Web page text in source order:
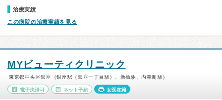
治療実績
この病院の治療実績を見る
MYビューティクリニック
東京都中央区銀座（銀座駅（銀座一丁目駅）、新橋駅、内幸町駅）
電子決済可 ネット予約 女医在籍